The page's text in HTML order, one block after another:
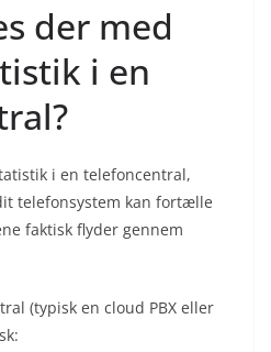
der med
i en
i en telefoncentral,
telefonsystem kan fortælle
faktisk flyder gennem
(typisk en cloud PBX eller